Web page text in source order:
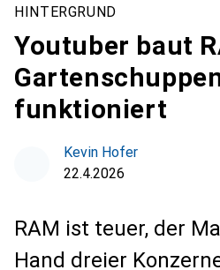
HINTERGRUND
Youtuber baut
funktioniert
Kevin Hofer
22.4.2026
RAM ist teuer, der
Hand dreier